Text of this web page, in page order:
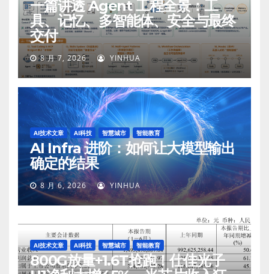
一篇讲透 Agent 工程全景：工
具、记忆、多智能体、安全与最终
交付
8 月 7, 2026 YINHUA
AI技术文章 AI科技 智慧城市 智能教育
AI Infra 进阶：如何让大模型输出
确定的结果
8 月 6, 2026 YINHUA
AI技术文章 AI科技 智慧城市 智能教育
800G放量+1.6T抢跑！仕佳光子